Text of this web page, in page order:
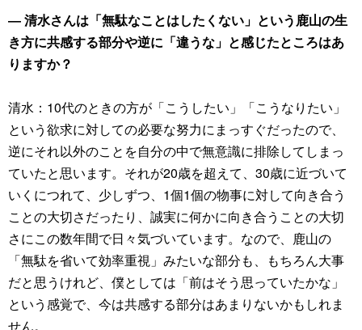
― 清水さんは「無駄なことはしたくない」という鹿山の生
き方に共感する部分や逆に「違うな」と感じたところはあ
りますか？
清水：10代のときの方が「こうしたい」「こうなりたい」
という欲求に対しての必要な努力にまっすぐだったので、
逆にそれ以外のことを自分の中で無意識に排除してしまっ
ていたと思います。それが20歳を超えて、30歳に近づいて
いくにつれて、少しずつ、1個1個の物事に対して向き合う
ことの大切さだったり、誠実に何かに向き合うことの大切
さにこの数年間で日々気づいています。なので、鹿山の
「無駄を省いて効率重視」みたいな部分も、もちろん大事
だと思うけれど、僕としては「前はそう思っていたかな」
という感覚で、今は共感する部分はあまりないかもしれま
せん。